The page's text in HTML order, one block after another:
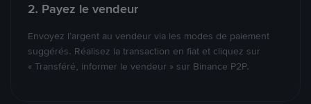
2. Payez le vendeur
Envoyez l’argent au vendeur via les modes de paiement
suggérés. Réalisez la transaction en fiat et cliquez sur
« Transféré, informer le vendeur » sur Binance P2P.